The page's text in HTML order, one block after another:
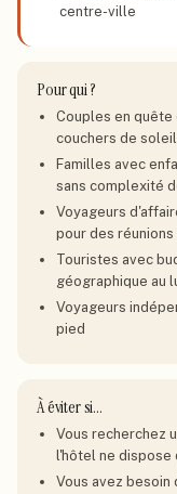
centre-ville
Pour qui ?
Couples en quête
couchers de
Familles avec
sans complexité
Voyageurs
pour des
Touristes avec
géographique au
Voyageurs
pied
À éviter si…
Vous recherchez
l'hôtel ne dispose
Vous avez besoin